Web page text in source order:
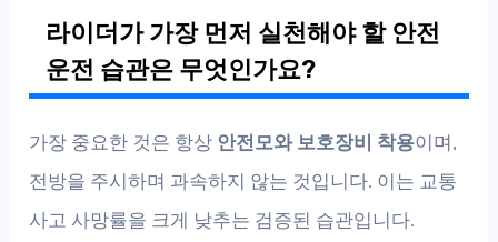
라이더가 가장 먼저 실천해야 할 안전
운전 습관은 무엇인가요?
가장 중요한 것은 항상 안전모와 보호장비 착용이며,
전방을 주시하며 과속하지 않는 것입니다. 이는 교통
사고 사망률을 크게 낮추는 검증된 습관입니다.